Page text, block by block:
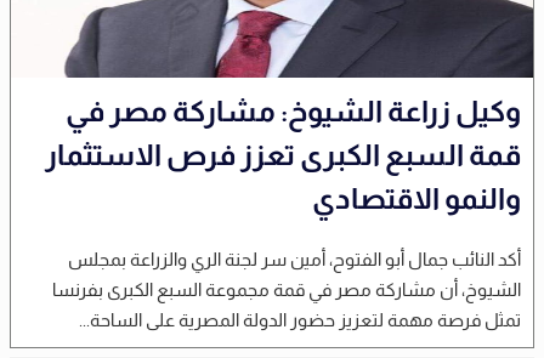
وكيل زراعة الشيوخ: مشاركة مصر في
قمة السبع الكبرى تعزز فرص الاستثمار
والنمو الاقتصادي
أكد النائب جمال أبو الفتوح، أمين سر لجنة الري والزراعة بمجلس
الشيوخ، أن مشاركة مصر في قمة مجموعة السبع الكبرى بفرنسا
تمثل فرصة مهمة لتعزيز حضور الدولة المصرية على الساحة...